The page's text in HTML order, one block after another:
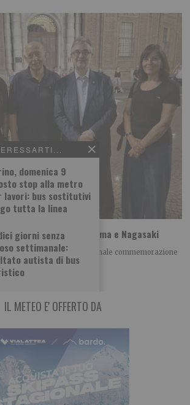
domenica 9
stop alla metro
lavori: bus sostitutivi
tutta la linea
giorni senza
settimanale:
autista di bus
tragedia di Hiroshima e Nagasaki
21.00 si è tenuta la tradizionale commemorazione
IL METEO E' OFFERTO DA